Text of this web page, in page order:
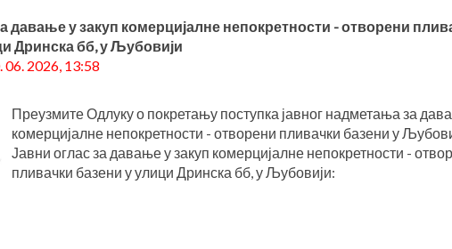
давање у закуп комерцијалне непокретности - отворени
Дринска бб, у Љубовији
2026, 13:58
Преузмите Одлуку о покретању поступка јавног надметања за
комерцијалне непокретности - отворени пливачки базени у
Јавни оглас за давање у закуп комерцијалне непокретности -
пливачки базени у улици Дринска бб, у Љубовији: